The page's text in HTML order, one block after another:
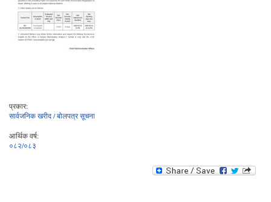
प्रकार:
सार्वजनिक खरीद / बोलपत्र सूचना
आर्थिक वर्ष:
०८२/०८३